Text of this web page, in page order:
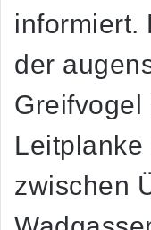
informiert.
der
Greifvogel
Leitplanke
zwischen